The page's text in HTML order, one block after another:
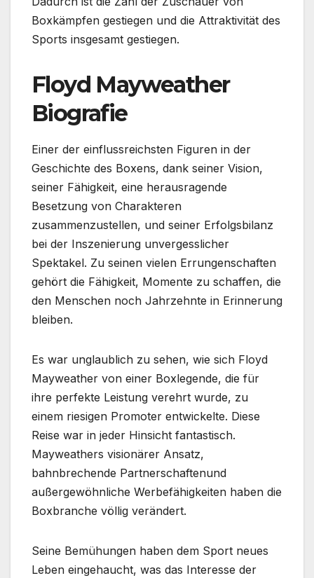
Boxkämpfen gestiegen und die Attraktivität des
Sports insgesamt gestiegen.
Floyd Mayweather
Biografie
Einer der einflussreichsten Figuren in der
Geschichte des Boxens, dank seiner Vision,
seiner Fähigkeit, eine herausragende
Besetzung von Charakteren
zusammenzustellen, und seiner Erfolgsbilanz
bei der Inszenierung unvergesslicher
Spektakel. Zu seinen vielen Errungenschaften
gehört die Fähigkeit, Momente zu schaffen, die
den Menschen noch Jahrzehnte in Erinnerung
bleiben.
Es war unglaublich zu sehen, wie sich Floyd
Mayweather von einer Boxlegende, die für
ihre perfekte Leistung verehrt wurde, zu
einem riesigen Promoter entwickelte. Diese
Reise war in jeder Hinsicht fantastisch.
Mayweathers visionärer Ansatz,
bahnbrechende Partnerschaftenund
außergewöhnliche Werbefähigkeiten haben die
Boxbranche völlig verändert.
Seine Bemühungen haben dem Sport neues
Leben eingehaucht, was das Interesse der